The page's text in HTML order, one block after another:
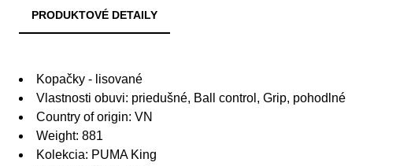
PRODUKTOVÉ DETAILY
Kopačky - lisované
Vlastnosti obuvi: priedušné, Ball control, Grip, pohodlné
Country of origin: VN
Weight: 881
Kolekcia: PUMA King